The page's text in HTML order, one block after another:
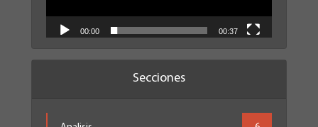
00:00 00:37
Secciones